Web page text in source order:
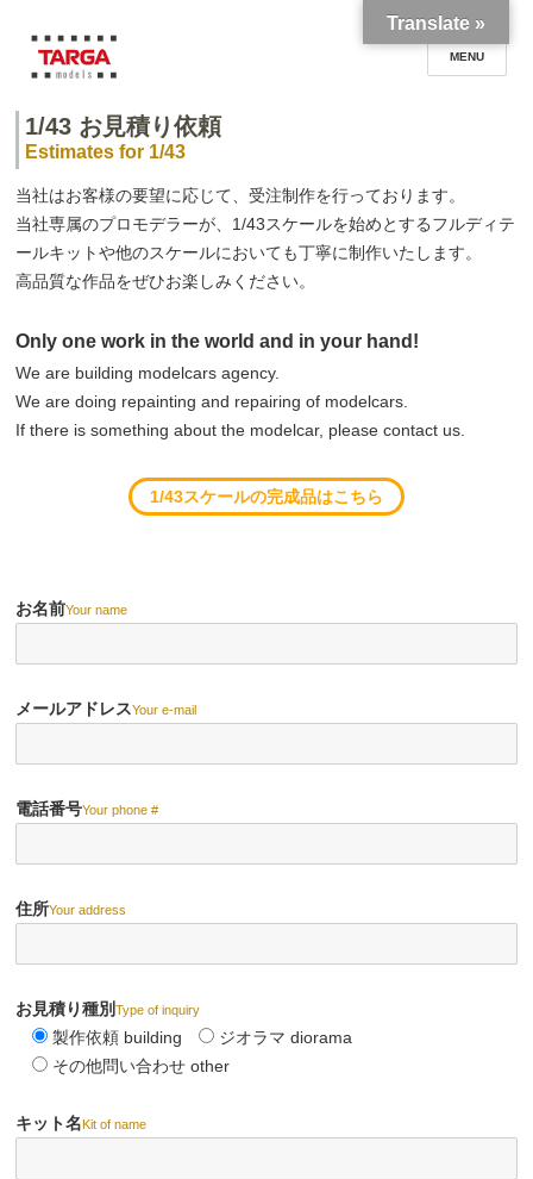
TARGA models
1/43 お見積り依頼
Estimates for 1/43
当社はお客様の要望に応じて、受注制作を行っております。
当社専属のプロモデラーが、1/43スケールを始めとするフルディテ
ールキットや他のスケールにおいても丁寧に制作いたします。
高品質な作品をぜひお楽しみください。
Only one work in the world and in your hand!
We are building modelcars agency.
We are doing repainting and repairing of modelcars.
If there is something about the modelcar, please contact us.
1/43スケールの完成品はこちら
お名前Your name
メールアドレスYour e-mail
電話番号Your phone #
住所Your address
お見積り種別Type of inquiry
製作依頼 building
ジオラマ diorama
その他問い合わせ other
キット名Kit of name
Translate »